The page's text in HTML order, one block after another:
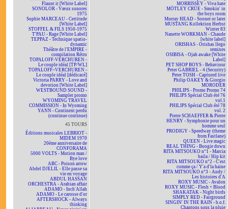
Flaunt it [White Label]
SONOLOR - Vœux sonores
1975
Sophie MARCEAU - Certitude
[White Label]
STOFFEL & FILS 1950-1975
T'PAU - Rage [White Label]
TEPPAZ - Technique spatio-
dynamic
Théâtre de l'EMPIRE -
compilation Rétro
TOPALOFF-VERCHUREN -
Le couple idéal [TP/WL]
TOPALOFF~VERCHUREN -
Le couple idéal [dédicacé]
Victoria PARRY - Love and
devotion [White Label]
WESTBOUND SOUND -
Sampler promo
WYOMING TRAVEL
COMMISSION - In Wyoming
YANN - Continent perdu
(continue continue)
45 TOURS
Éditions musicales LEBRIOT -
MIDEM 1970
20ème anniversaire de
CONFORAMA
5000 VOLTS - Motion man /
Bye love
ABC - Poison arrow
Abdel DJELIL - Elle passe sa
vie en voyage
ABDUL HASSAN
ORCHESTRA - Arabian affair
ADAMO - Inch'Allah
ADAMO - Le carosse d'or
AFTERSHOCK - Always
thinking
MORRISSEY - Viva hate
MÖTLEY CRÜE - Smokin' in
the boys room
Murray HEAD - Sooner or later
MUSTANG Kollektion Herbst
Winter 83
Nanette WORKMAN - Chaude
[white label]
ORISHAS - Orishas llego
remixes
OSIBISA - Ojah awake [White
Label]
PET SHOP BOYS - Behaviour
Peter GABRIEL - 4 (Security)
Peter TOSH - Captured live
Philip OAKEY & Giorgio
MORODER
PHILIPS - Promo Promo 74
PHILIPS Spécial Club été 76
vol.1
PHILIPS Spécial Club été 78
vol. 2
Pierre SCHAEFFER & Pierre
HENRY - Symphonie pour un
homme seul
PRODIGY - Speedway (theme
from Fastlane)
QUEEN - Live magic
REAL THING - Boogie down
RITA MITSOUKO n°1 - Marcia
baila / Hip kit
RITA MITSOUKO n°2 - C'est
comme ça / Y'a d'la haine
RITA MITSOUKO n°3 - Andy /
Les histoires d'A
ROXY MUSIC - Avalon
ROXY MUSIC - Flesh + Blood
SHAKATAK - Night birds
SIMPLY RED - Fairground
SINGIN' IN THE RAIN - b.o.f.
Chantons sous la pluie